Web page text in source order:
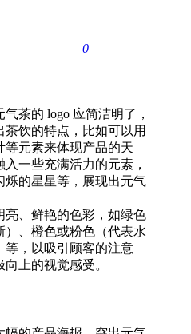
0
气茶的 logo 应简洁明了，
茶饮的特点，比如可以用
等元素来体现产品的天
一些充满活力的元素，
烁的星星等，展现出元气
亮、鲜艳的色彩，如绿色
）、橙色或粉色（代表水
等，以吸引顾客的注意
上的视觉感受。